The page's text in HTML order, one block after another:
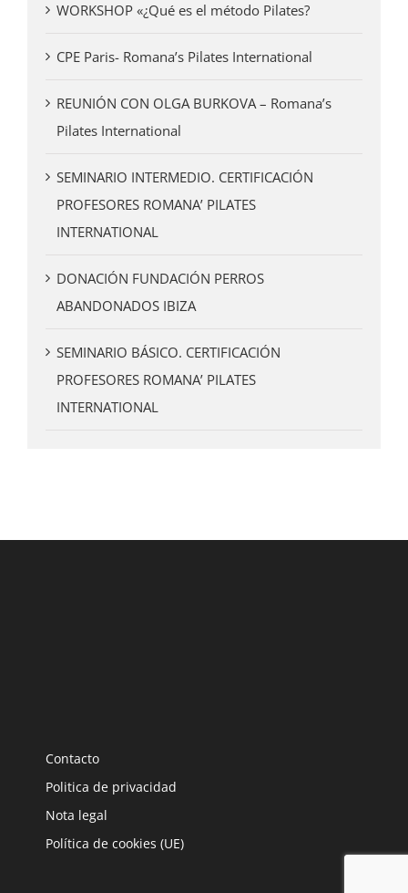
WORKSHOP «¿Qué es el método Pilates?
CPE Paris- Romana’s Pilates International
REUNIÓN CON OLGA BURKOVA – Romana’s
Pilates International
SEMINARIO INTERMEDIO. CERTIFICACIÓN
PROFESORES ROMANA’ PILATES
INTERNATIONAL
DONACIÓN FUNDACIÓN PERROS
ABANDONADOS IBIZA
SEMINARIO BÁSICO. CERTIFICACIÓN
PROFESORES ROMANA’ PILATES
INTERNATIONAL
Contacto
Politica de privacidad
Nota legal
Política de cookies (UE)